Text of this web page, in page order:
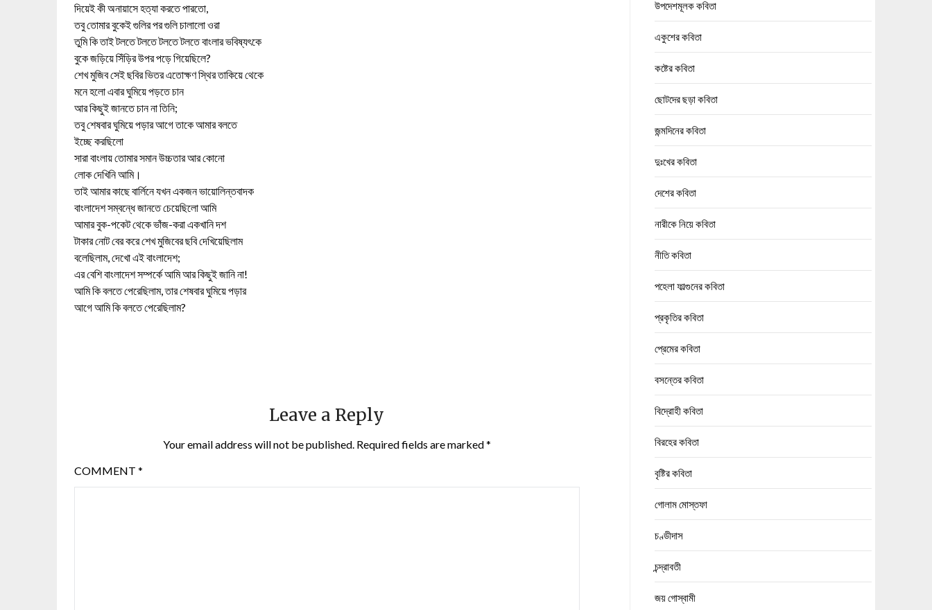
দিয়েই কী অনায়াসে হত্যা করতে পারতো,
তবু তোমার বুকেই গুলির পর গুলি চালালো ওরা
তুমি কি তাই টলতে টলতে টলতে টলতে বাংলার ভবিষ্যৎকে
বুকে জড়িয়ে সিঁড়ির উপর পড়ে গিয়েছিলে?
শেখ মুজিব সেই ছবির ভিতর এতোক্ষণ স্থির তাকিয়ে থেকে
মনে হলো এবার ঘুমিয়ে পড়তে চান
আর কিছুই জানতে চান না তিনি;
তবু শেষবার ঘুমিয়ে পড়ার আগে তাকে আমার বলতে
ইচ্ছে করছিলো
সারা বাংলায় তোমার সমান উচ্চতার আর কোনো
লোক দেখিনি আমি।
তাই আমার কাছে বার্লিনে যখন একজন ভায়োলিন্তবাদক
বাংলাদেশ সম্বন্ধে জানতে চেয়েছিলো আমি
আমার বুক-পকেট থেকে ভাঁজ-করা একখানি দশ
টাকার নোট বের করে শেখ মুজিবের ছবি দেখিয়েছিলাম
বলেছিলাম, দেখো এই বাংলাদেশ;
এর বেশি বাংলাদেশ সম্পর্কে আমি আর কিছুই জানি না!
আমি কি বলতে পেরেছিলাম, তার শেষবার ঘুমিয়ে পড়ার
আগে আমি কি বলতে পেরেছিলাম?
Leave a Reply
Your email address will not be published. Required fields are marked*
COMMENT *
উপদেশমূলক কবিতা
একুশের কবিতা
কষ্টের কবিতা
ছোটদের ছড়া কবিতা
জন্মদিনের কবিতা
দুঃখের কবিতা
দেশের কবিতা
নারীকে নিয়ে কবিতা
নীতি কবিতা
পহেলা ফাল্গুনের কবিতা
প্রকৃতির কবিতা
প্রেমের কবিতা
বসন্তের কবিতা
বিদ্রোহী কবিতা
বিরহের কবিতা
বৃষ্টির কবিতা
গোলাম মোস্তফা
চণ্ডীদাস
চন্দ্রাবতী
জয় গোস্বামী